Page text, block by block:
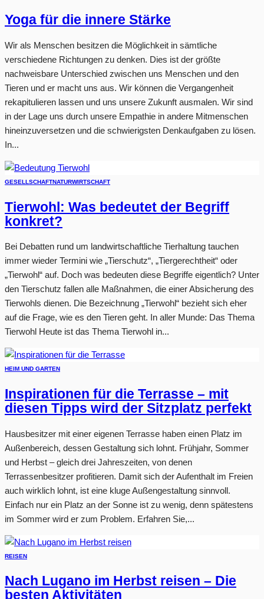
Yoga für die innere Stärke
Wir als Menschen besitzen die Möglichkeit in sämtliche
verschiedene Richtungen zu denken. Dies ist der größte
nachweisbare Unterschied zwischen uns Menschen und den
Tieren und er macht uns aus. Wir können die Vergangenheit
rekapitulieren lassen und uns unsere Zukunft ausmalen. Wir sind
in der Lage uns durch unsere Empathie in andere Mitmenschen
hineinzuversetzen und die schwierigsten Denkaufgaben zu lösen.
In...
GESELLSCHAFTNATURWIRTSCHAFT
Tierwohl: Was bedeutet der Begriff
konkret?
Bei Debatten rund um landwirtschaftliche Tierhaltung tauchen
immer wieder Termini wie „Tierschutz“, „Tiergerechtheit“ oder
„Tierwohl“ auf. Doch was bedeuten diese Begriffe eigentlich? Unter
den Tierschutz fallen alle Maßnahmen, die einer Absicherung des
Tierwohls dienen. Die Bezeichnung „Tierwohl“ bezieht sich eher
auf die Frage, wie es den Tieren geht. In aller Munde: Das Thema
Tierwohl Heute ist das Thema Tierwohl in...
HEIM UND GARTEN
Inspirationen für die Terrasse – mit
diesen Tipps wird der Sitzplatz perfekt
Hausbesitzer mit einer eigenen Terrasse haben einen Platz im
Außenbereich, dessen Gestaltung sich lohnt. Frühjahr, Sommer
und Herbst – gleich drei Jahreszeiten, von denen
Terrassenbesitzer profitieren. Damit sich der Aufenthalt im Freien
auch wirklich lohnt, ist eine kluge Außengestaltung sinnvoll.
Einfach nur ein Platz an der Sonne ist zu wenig, denn spätestens
im Sommer wird er zum Problem. Erfahren Sie,...
REISEN
Nach Lugano im Herbst reisen – Die
besten Aktivitäten